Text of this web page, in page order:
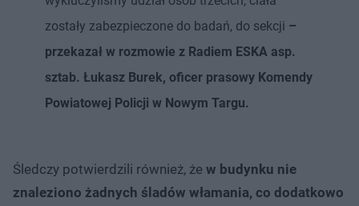
zostały zabezpieczone do badań, do sekcji –
przekazał w rozmowie z Radiem ESKA asp.
sztab. Łukasz Burek, oficer prasowy Komendy
Powiatowej Policji w Nowym Targu.
Śledczy potwierdzili również, że w budynku nie
znaleziono żadnych śladów włamania, co dodatkowo